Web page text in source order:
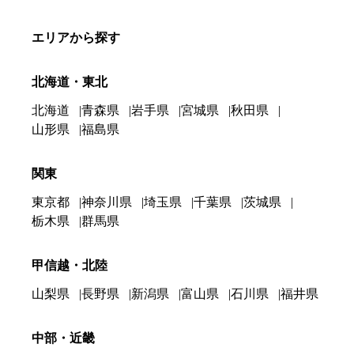
エリアから探す
北海道・東北
北海道 青森県 岩手県 宮城県
秋田県
山形県
福島県
関東
東京都 神奈川県 埼玉県 千葉県
茨城県
栃木県
群馬県
甲信越・北陸
山梨県 長野県 新潟県 富山県 石川県 福井県
中部・近畿